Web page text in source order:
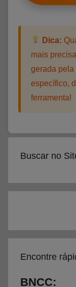
Dica:
mais
gerada pela
específico,
ferramenta!
Buscar no
Encontre
BNCC: